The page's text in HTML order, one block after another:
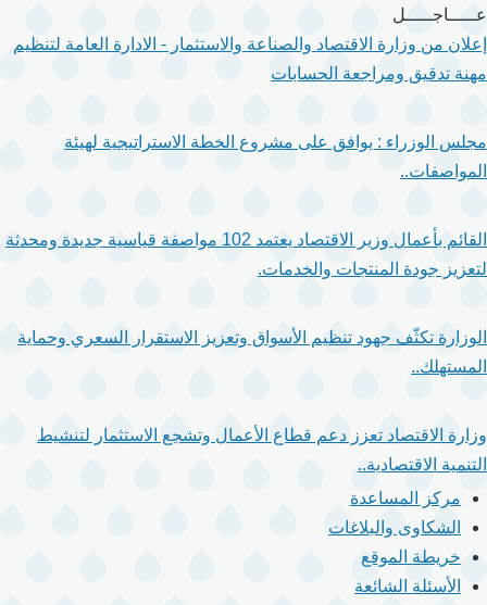
تجاوز
إلى
المحتوى
عـــــاجـــــل
إعلان من وزارة الاقتصاد والصناعة والاستثمار - الادارة العامة لتنظيم
مهنة تدقيق ومراجعة الحسابات
مجلس الوزراء : يوافق على مشروع الخطة الاستراتيجية لهيئة
المواصفات..
القائم بأعمال وزير الاقتصاد يعتمد 102 مواصفة قياسية جديدة ومحدثة
لتعزيز جودة المنتجات والخدمات.
الوزارة تكثّف جهود تنظيم الأسواق وتعزيز الاستقرار السعري وحماية
المستهلك..
وزارة الاقتصاد تعزز دعم قطاع الأعمال وتشجع الاستثمار لتنشيط
التنمية الاقتصادية..
مركز المساعدة
الشكاوى والبلاغات
خريطة الموقع
الأسئلة الشائعة